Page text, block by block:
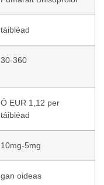
táibléad
30-360
Ó EUR 1,12 per
táibléad
10mg-5mg
gan oideas